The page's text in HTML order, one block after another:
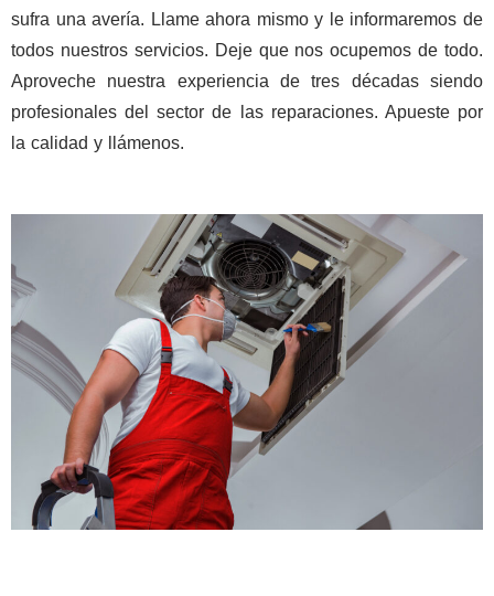
sufra una avería. Llame ahora mismo y le informaremos de
todos nuestros servicios. Deje que nos ocupemos de todo.
Aproveche nuestra experiencia de tres décadas siendo
profesionales del sector de las reparaciones. Apueste por
la calidad y llámenos.